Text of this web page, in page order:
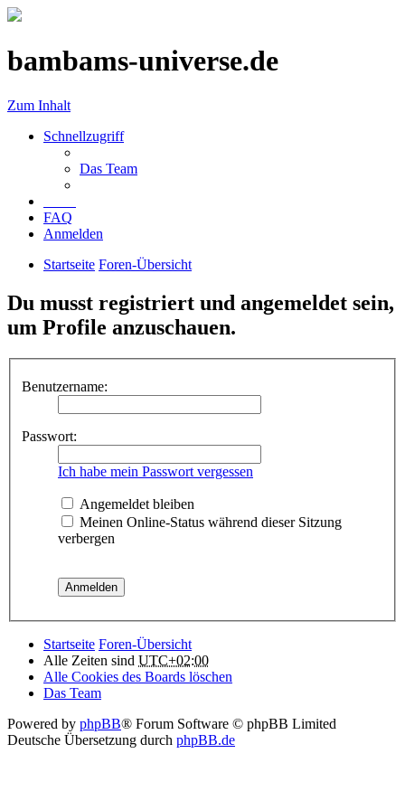
bambams-universe.de
Zum Inhalt
Schnellzugriff
Das Team
FAQ
Anmelden
Startseite Foren-Übersicht
Du musst registriert und angemeldet sein,
um Profile anzuschauen.
Benutzername:
Passwort:
Ich habe mein Passwort vergessen
Angemeldet bleiben
Meinen Online-Status während dieser Sitzung
verbergen
Startseite Foren-Übersicht
Alle Zeiten sind UTC+02:00
Alle Cookies des Boards löschen
Das Team
Powered by phpBB® Forum Software © phpBB Limited
Deutsche Übersetzung durch phpBB.de